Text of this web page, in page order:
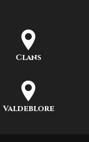
Clans
Valdeblore